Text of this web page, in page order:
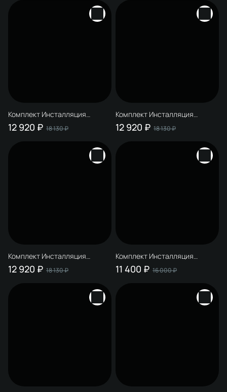
Комплект Инсталляция
STWORKI S510000 + Кнопка
S51512BK цвет матовый черный
12 920 ₽ 18 130 ₽
Комплект Инсталляция
STWORKI S510000 + Кнопка
S51512GM цвет матовое
12 920 ₽ 18 130 ₽
Комплект Инсталляция
STWORKI S510000 + Кнопка
S51522GM цвет матовое
12 920 ₽ 18 130 ₽
Комплект Инсталляция
STWORKI S510000 + Кнопка
S51561WH цвет глянцевый
11 400 ₽ 16 000 ₽